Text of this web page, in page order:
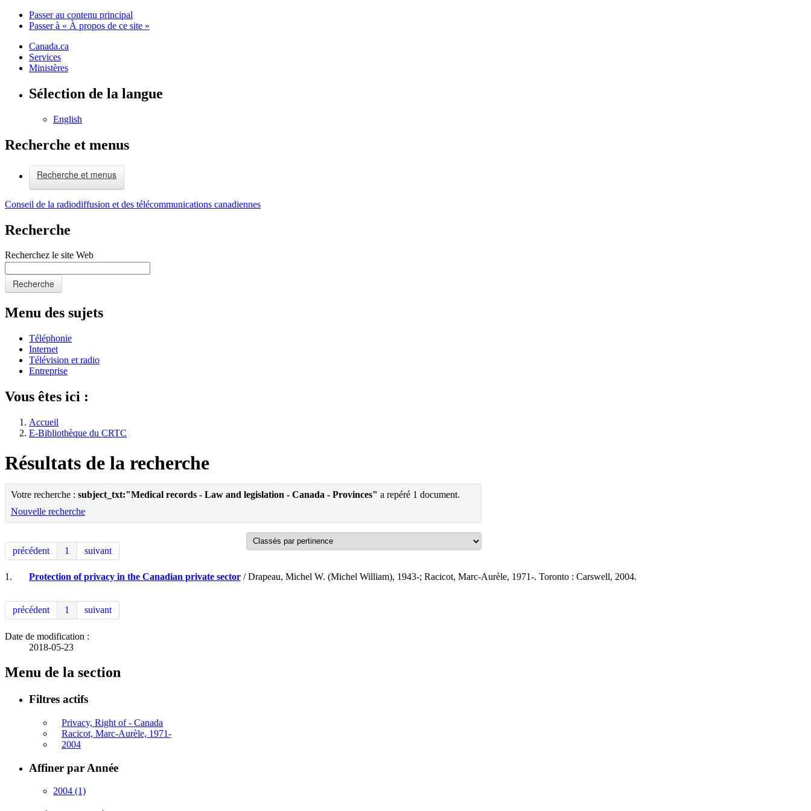
Passer au contenu principal
Passer à « À propos de ce site »
Canada.ca
Services
Ministères
Sélection de la langue
English
Recherche et menus
Recherche et menus
Conseil de la radiodiffusion et des télécommunications canadiennes
Recherche
Recherchez le site Web
Recherche
Menu des sujets
Téléphonie
Internet
Télévision et radio
Entreprise
Vous êtes ici :
Accueil
E-Bibliothèque du CRTC
Résultats de la recherche
Votre recherche : subject_txt:"Medical records - Law and legislation - Canada - Provinces" a repéré 1 document.
Nouvelle recherche
précédent 1 suivant
1. Protection of privacy in the Canadian private sector / Drapeau, Michel W. (Michel William), 1943-; Racicot, Marc-Aurèle, 1971-. Toronto : Carswell, 2004.
précédent 1 suivant
Date de modification :
2018-05-23
Menu de la section
Filtres actifs
Privacy, Right of - Canada
Racicot, Marc-Aurèle, 1971-
2004
Affiner par Année
2004 (1)